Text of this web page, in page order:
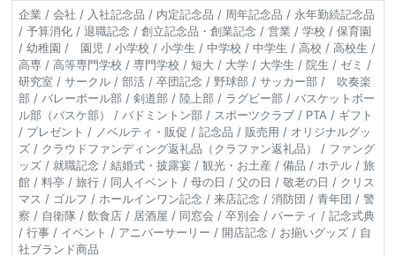
企業 / 会社 / 入社記念品 / 内定記念品 / 周年記念品 / 永年勤続記念品
/ 予算消化 / 退職記念 / 創立記念品・創業記念 / 営業 / 学校 / 保育園
/ 幼稚園 / 園児 / 小学校 / 小学生 / 中学校 / 中学生 / 高校 / 高校生 /
高専 / 高等専門学校 / 専門学校 / 短大 / 大学 / 大学生 / 院生 / ゼミ /
研究室 / サークル / 部活 / 卒団記念 / 野球部 / サッカー部 / 吹奏楽
部 / バレーボール部 / 剣道部 / 陸上部 / ラグビー部 / バスケットボー
ル部（バスケ部） / バドミントン部 / スポーツクラブ / PTA / ギフト
/ プレゼント / ノベルティ・販促 / 記念品 / 販売用 / オリジナルグッ
ズ / クラウドファンディング返礼品（クラファン返礼品） / ファング
ッズ / 就職記念 / 結婚式・披露宴 / 観光・お土産 / 備品 / ホテル / 旅
館 / 料亭 / 旅行 / 同人イベント / 母の日 / 父の日 / 敬老の日 / クリス
マス / ゴルフ / ホールインワン記念 / 来店記念 / 消防団 / 青年団 / 警
察 / 自衛隊 / 飲食店 / 居酒屋 / 同窓会 / 卒別会 / パーティ / 記念式典
/ 行事 / イベント / アニバーサーリー / 開店記念 / お揃いグッズ / 自
社ブランド商品